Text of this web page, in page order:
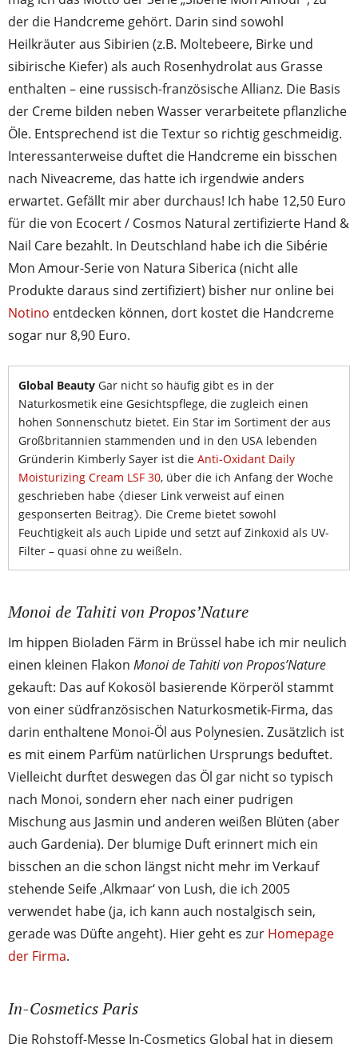
der die Handcreme gehört. Darin sind sowohl
Heilkräuter aus Sibirien (z.B. Moltebeere, Birke und
sibirische Kiefer) als auch Rosenhydrolat aus Grasse
enthalten – eine russisch-französische Allianz. Die Basis
der Creme bilden neben Wasser verarbeitete pflanzliche
Öle. Entsprechend ist die Textur so richtig geschmeidig.
Interessanterweise duftet die Handcreme ein bisschen
nach Niveacreme, das hatte ich irgendwie anders
erwartet. Gefällt mir aber durchaus! Ich habe 12,50 Euro
für die von Ecocert / Cosmos Natural zertifizierte Hand &
Nail Care bezahlt. In Deutschland habe ich die Sibérie
Mon Amour-Serie von Natura Siberica (nicht alle
Produkte daraus sind zertifiziert) bisher nur online bei
Notino entdecken können, dort kostet die Handcreme
sogar nur 8,90 Euro.
Global Beauty Gar nicht so häufig gibt es in der
Naturkosmetik eine Gesichtspflege, die zugleich einen
hohen Sonnenschutz bietet. Ein Star im Sortiment der aus
Großbritannien stammenden und in den USA lebenden
Gründerin Kimberly Sayer ist die Anti-Oxidant Daily
Moisturizing Cream LSF 30, über die ich Anfang der Woche
geschrieben habe 〈dieser Link verweist auf einen
gesponserten Beitrag〉. Die Creme bietet sowohl
Feuchtigkeit als auch Lipide und setzt auf Zinkoxid als UV-
Filter – quasi ohne zu weißeln.
Monoi de Tahiti von Propos’Nature
Im hippen Bioladen Färm in Brüssel habe ich mir neulich
einen kleinen Flakon Monoi de Tahiti von Propos’Nature
gekauft: Das auf Kokosöl basierende Körperöl stammt
von einer südfranzösischen Naturkosmetik-Firma, das
darin enthaltene Monoi-Öl aus Polynesien. Zusätzlich ist
es mit einem Parfüm natürlichen Ursprungs beduftet.
Vielleicht durftet deswegen das Öl gar nicht so typisch
nach Monoi, sondern eher nach einer pudrigen
Mischung aus Jasmin und anderen weißen Blüten (aber
auch Gardenia). Der blumige Duft erinnert mich ein
bisschen an die schon längst nicht mehr im Verkauf
stehende Seife ‚Alkmaar‘ von Lush, die ich 2005
verwendet habe (ja, ich kann auch nostalgisch sein,
gerade was Düfte angeht). Hier geht es zur Homepage
der Firma.
In-Cosmetics Paris
Die Rohstoff-Messe In-Cosmetics Global hat in diesem